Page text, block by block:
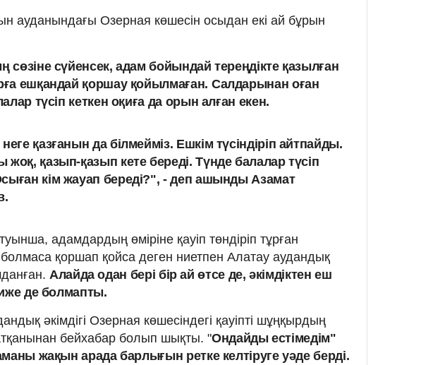
ауданындағы Озерная көшесін осыдан екі ай бұрын
сөзіне сүйенсек, адам бойындай тереңдікте қазылған
ешқандай қоршау қойылмаған. Салдарынан оған
түсіп кеткен оқиға да орын алған екен.
қазғанын да білмейміз. Ешкім түсіндіріп айтпайды.
жоқ, қазып-қазып кете береді. Түнде балалар түсіп
кім жауап береді?", - деп ашынды Азамат
адамдардың өміріне қауіп төндіріп тұрған
қоршап қойса деген ниетпен Алатау аудандық
Алайда одан бері бір ай өтсе де, әкімдіктен еш
де болмапты.
әкімдігі Озерная көшесіндегі қауіпті шұңқырдың
бейхабар болып шықты. "Ондайды естімедім"
жақын арада барлығын ретке келтіруге уәде берді.